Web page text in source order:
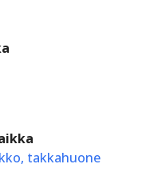
takkahuone